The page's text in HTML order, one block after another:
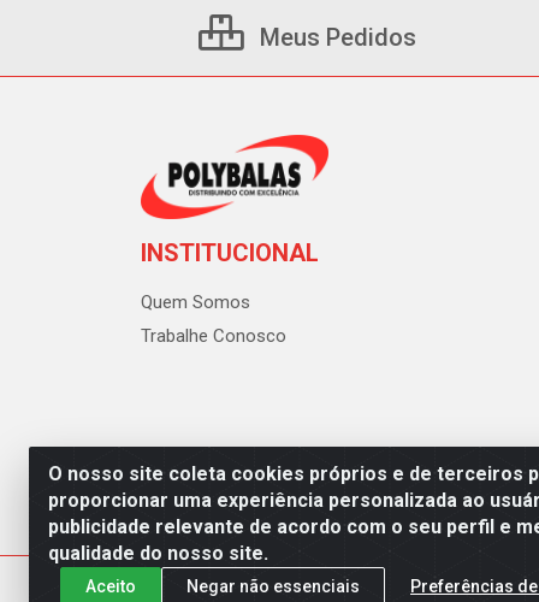
O nosso site coleta cookies próprios e de terceiros
proporcionar uma experiência personalizada ao
publicidade relevante de acordo com o seu perfil e
qualidade do nosso site.
Aceito Negar não essenciais Preferências
Meus Pedidos
INSTITUCIONAL
Quem Somos
Trabalhe Conosco
Polybalas - Rua João Miguel